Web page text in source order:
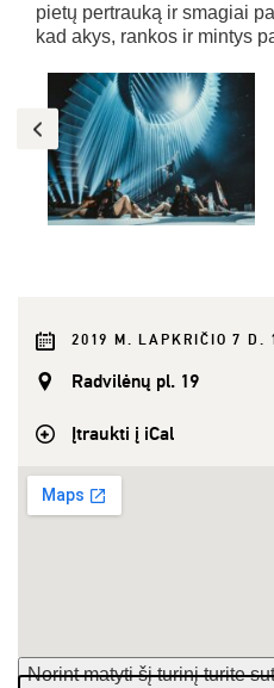
pietų pertrauką ir smagiai
kad akys, rankos ir mintys
2019 M. LAPKRIČIO 7 D.
Radvilėnų pl. 19
Įtraukti į iCal
Norint matyti šį turinį turite